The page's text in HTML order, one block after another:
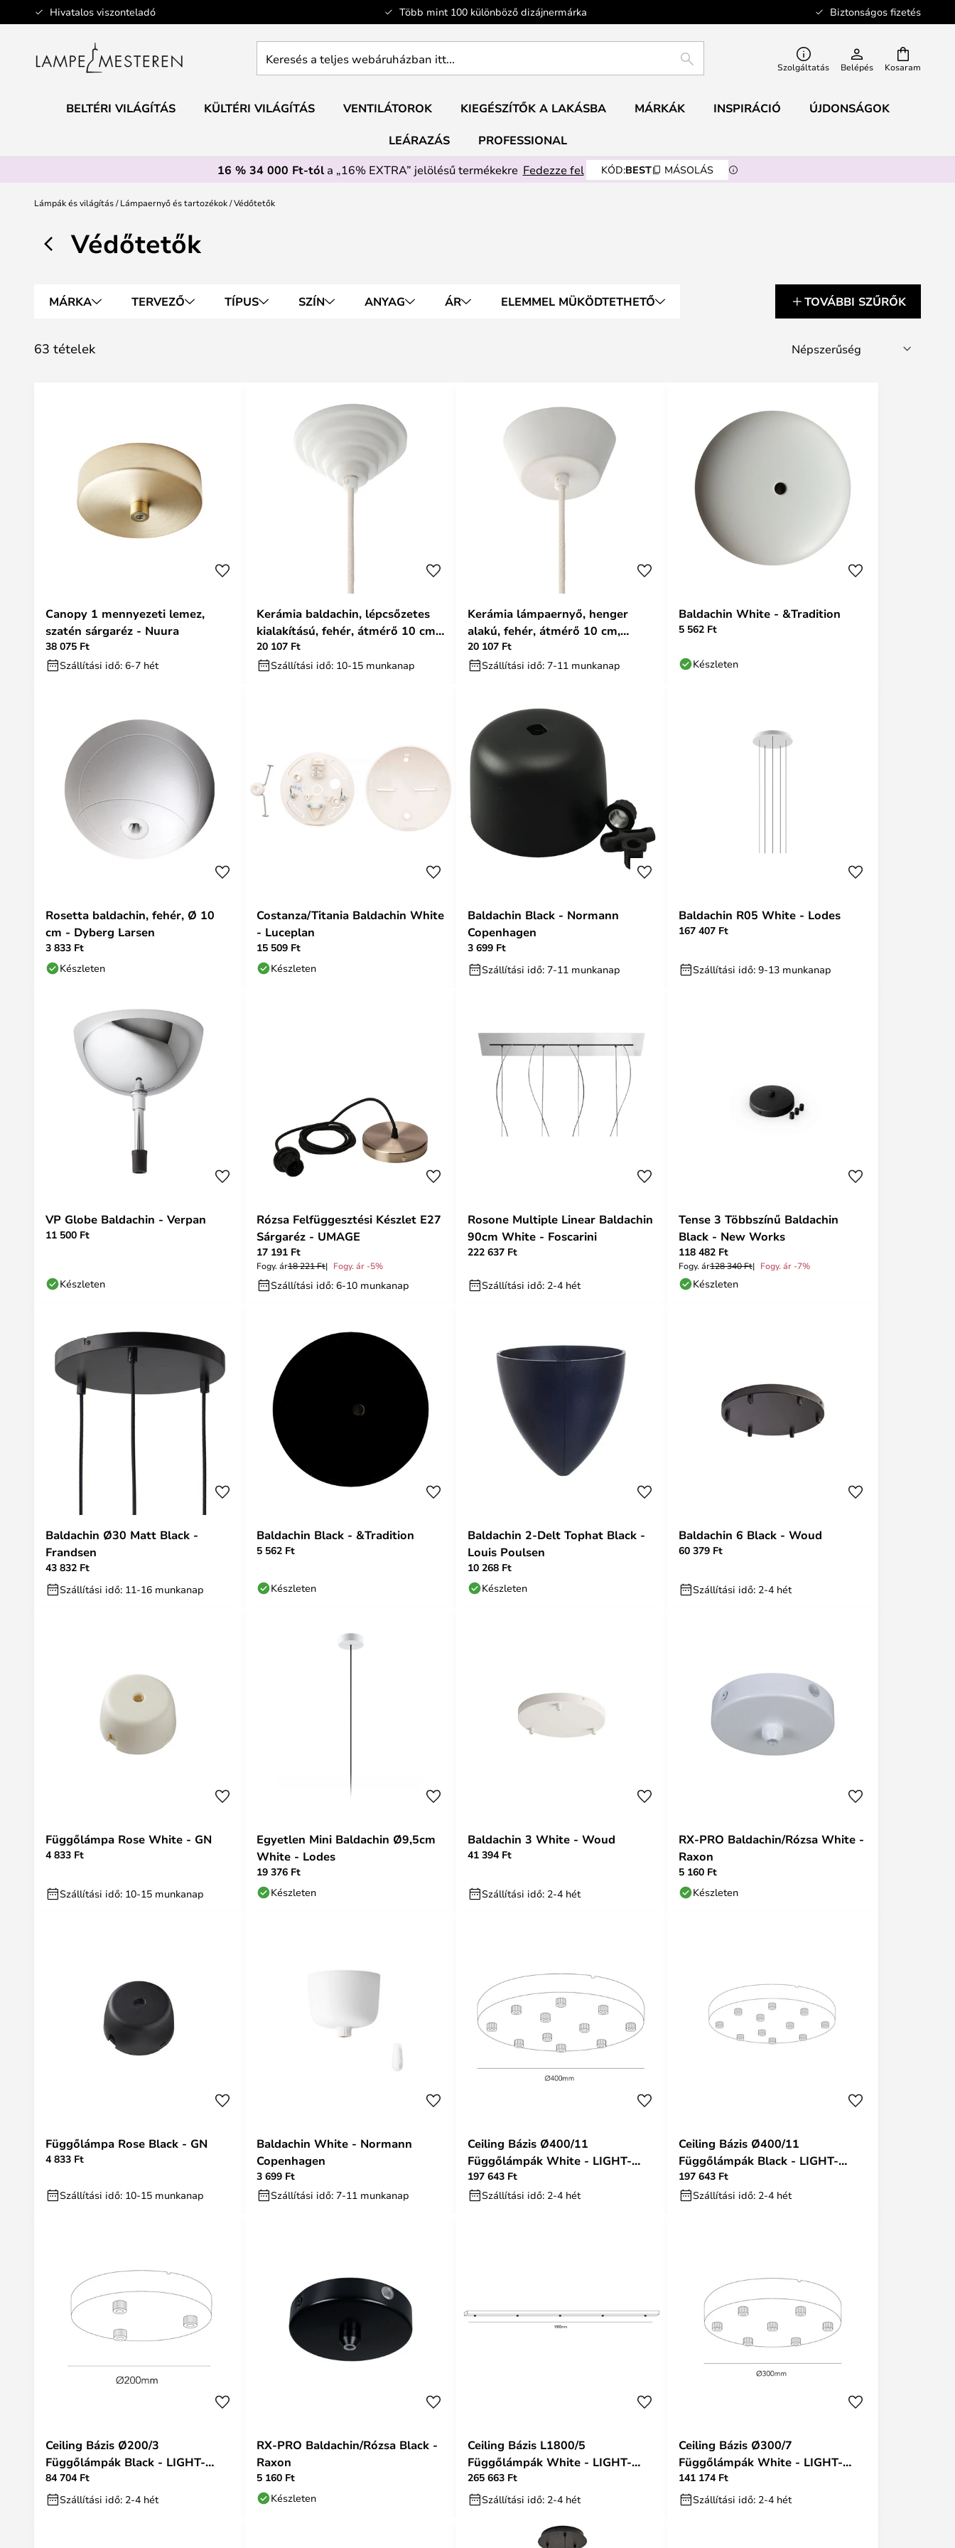
Hivatalos viszonteladó Több mint 100 különböző dizájnermárka Biztonságos fizetés
Ugrás
a
tartalomhoz
Kosaram
webáruházban
KERESÉS Szolgáltatás Belépés
BELTÉRI VILÁGÍTÁS KÜLTÉRI VILÁGÍTÁS VENTILÁTOROK KIEGÉSZÍTŐK A LAKÁSBA MÁRKÁK INSPIRÁCIÓ ÚJDONSÁGOK
LEÁRAZÁS
PROFESSIONAL
16 % 34 000 Ft-tóla „16% EXTRA” jelölésű termékekre Fedezze fel KÓD:BEST MÁSOLÁS
Lámpák és világítás Lámpaernyő és tartozékok Védőtetők
Védőtetők
MÁRKA TERVEZŐ TÍPUS SZÍN ANYAG ÁR ELEMMEL MÜKÖDTETHETŐ TOVÁBBI SZŰRŐK
63 tételek
Canopy 1 mennyezeti lemez,
szatén sárgaréz - Nuura
38 075 Ft
Szállítási idő: 6-7 hét
Kerámia baldachin, lépcsőzetes
kialakítású, fehér, átmérő 10 cm,
magasság 5 cm
20 107 Ft
Szállítási idő: 10-15 munkanap
Kerámia lámpaernyő, henger
alakú, fehér, átmérő 10 cm,
magasság 5 cm – Moebe
20 107 Ft
Szállítási idő: 7-11 munkanap
Baldachin White - &Tradition
5 562 Ft
Készleten
Rosetta baldachin, fehér, Ø 10
cm - Dyberg Larsen
3 833 Ft
Készleten
Costanza/Titania Baldachin White
- Luceplan
15 509 Ft
Készleten
Baldachin Black - Normann
Copenhagen
3 699 Ft
Szállítási idő: 7-11 munkanap
Baldachin R05 White - Lodes
167 407 Ft
Szállítási idő: 9-13 munkanap
VP Globe Baldachin - Verpan
11 500 Ft
Készleten
Rózsa Felfüggesztési Készlet E27
Sárgaréz - UMAGE
17 191 Ft
Fogy. ár18 221 Ft Fogy. ár -5%
Szállítási idő: 6-10 munkanap
Rosone Multiple Linear Baldachin
90cm White - Foscarini
222 637 Ft
Szállítási idő: 2-4 hét
Tense 3 Többszínű Baldachin
Black - New Works
118 482 Ft
Fogy. ár128 340 Ft Fogy. ár -7%
Készleten
Baldachin Ø30 Matt Black -
Frandsen
43 832 Ft
Szállítási idő: 11-16 munkanap
Baldachin Black - &Tradition
5 562 Ft
Készleten
Baldachin 2-Delt Tophat Black -
Louis Poulsen
10 268 Ft
Készleten
Baldachin 6 Black - Woud
60 379 Ft
Szállítási idő: 2-4 hét
Függőlámpa Rose White - GN
4 833 Ft
Szállítási idő: 10-15 munkanap
Egyetlen Mini Baldachin Ø9,5cm
White - Lodes
19 376 Ft
Készleten
Baldachin 3 White - Woud
41 394 Ft
Szállítási idő: 2-4 hét
RX-PRO Baldachin/Rózsa White -
Raxon
5 160 Ft
Készleten
Függőlámpa Rose Black - GN
4 833 Ft
Szállítási idő: 10-15 munkanap
Baldachin White - Normann
Copenhagen
3 699 Ft
Szállítási idő: 7-11 munkanap
Ceiling Bázis Ø400/11
Függőlámpák White - LIGHT-
POINT
197 643 Ft
Szállítási idő: 2-4 hét
Ceiling Bázis Ø400/11
Függőlámpák Black - LIGHT-
POINT
197 643 Ft
Szállítási idő: 2-4 hét
Ceiling Bázis Ø200/3
Függőlámpák Black - LIGHT-
POINT
84 704 Ft
Szállítási idő: 2-4 hét
RX-PRO Baldachin/Rózsa Black -
Raxon
5 160 Ft
Készleten
Ceiling Bázis L1800/5
Függőlámpák White - LIGHT-
POINT
265 663 Ft
Szállítási idő: 2-4 hét
Ceiling Bázis Ø300/7
Függőlámpák White - LIGHT-
POINT
141 174 Ft
Szállítási idő: 2-4 hét